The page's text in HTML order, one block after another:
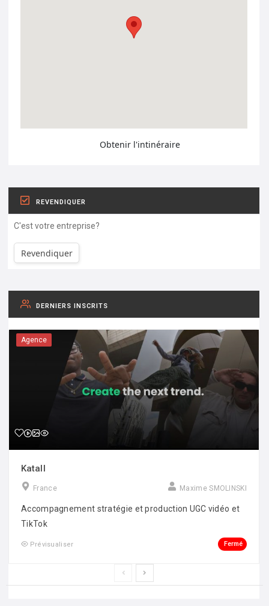
Obtenir l'intinéraire
REVENDIQUER
C'est votre entreprise?
Revendiquer
DERNIERS INSCRITS
Agence
Katall
France Maxime SMOLINSKI
Accompagnement stratégie et production UGC vidéo et
TikTok
Prévisualiser Fermé